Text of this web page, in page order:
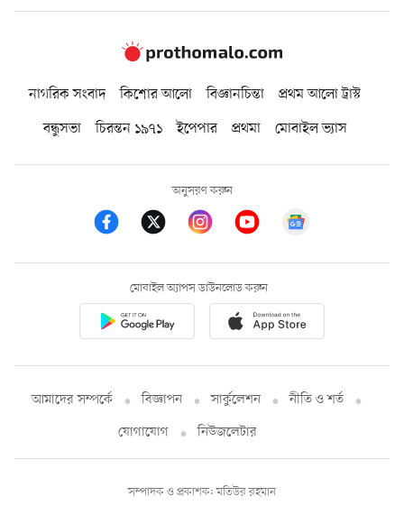
নাগরিক সংবাদ কিশোর আলো বিজ্ঞানচিন্তা
প্রথম আলো ট্রাস্ট
বন্ধুসভা
চিরন্তন ১৯৭১ ইপেপার প্রথমা মোবাইল ভ্যাস
অনুসরণ করুন
মোবাইল অ্যাপস ডাউনলোড করুন
আমাদের সম্পর্কে বিজ্ঞাপন সার্কুলেশন
নীতি ও শর্ত
যোগাযোগ
নিউজলেটার
সম্পাদক ও প্রকাশক: মতিউর রহমান